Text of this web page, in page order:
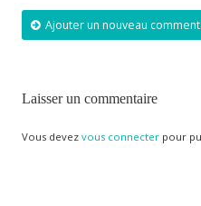
Ajouter un nouveau
Laisser un commentaire
Vous devez vous connecterpour